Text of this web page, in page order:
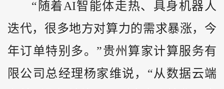
“随着AI智能体走热、具身机器人
迭代，很多地方对算力的需求暴涨，今
年订单特别多。”贵州算家计算服务有
限公司总经理杨家维说，“从数据云端